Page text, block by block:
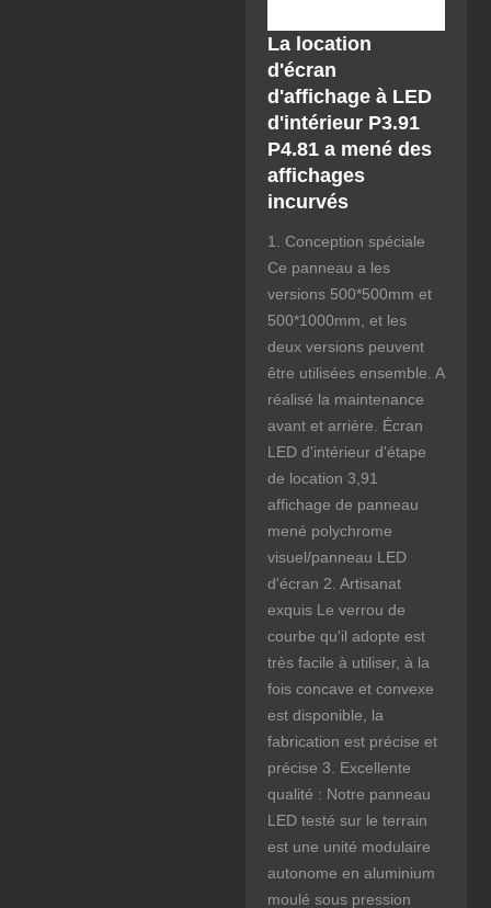
La location
d'écran
d'affichage à LED
d'intérieur P3.91
P4.81 a mené des
affichages
incurvés
1. Conception spéciale
Ce panneau a les
versions 500*500mm et
500*1000mm, et les
deux versions peuvent
être utilisées ensemble. A
réalisé la maintenance
avant et arrière. Écran
LED d'intérieur d'étape
de location 3,91
affichage de panneau
mené polychrome
visuel/panneau LED
d'écran 2. Artisanat
exquis Le verrou de
courbe qu'il adopte est
très facile à utiliser, à la
fois concave et convexe
est disponible, la
fabrication est précise et
précise 3. Excellente
qualité : Notre panneau
LED testé sur le terrain
est une unité modulaire
autonome en aluminium
moulé sous pression